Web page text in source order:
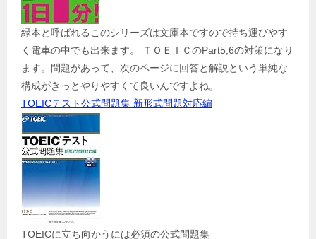
緑本と呼ばれるこのシリーズは文庫本ですので持ち運びやす
く電車の中でも出来ます。 ＴＯＥＩＣのPart5,6の対策になり
ます。問題があって、次のページに回答と解説という単純な
構成がきっとやりやすくて良いんですよね。
TOEICテスト公式問題集 新形式問題対応編
TOEICに立ち向かうには必須の公式問題集